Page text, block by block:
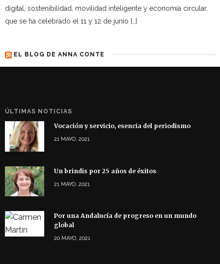
digital, sostenibilidad, movilidad inteligente y economía circular,
que se ha celebrado el 11 y 12 de junio […]
EL BLOG DE ANNA CONTE
ÚLTIMAS NOTICIAS
Vocación y servicio, esencia del periodismo
21 MAYO, 2021
Un brindis por 25 años de éxitos
21 MAYO, 2021
Por una Andalucía de progreso en un mundo
global
20 MAYO, 2021